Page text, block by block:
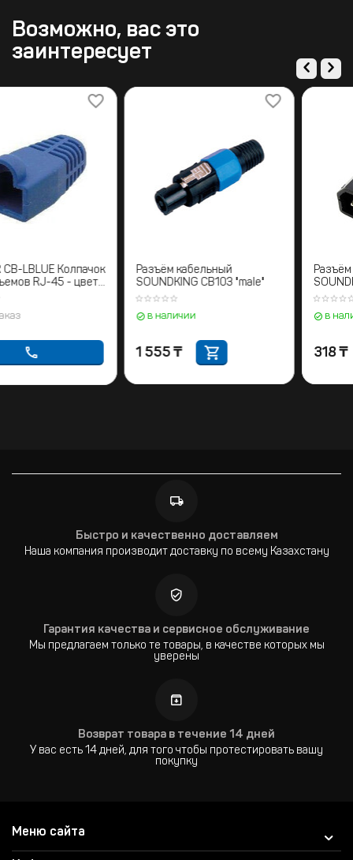
Возможно, вас это
заинтересует
KRAMER CB-LBLUE Колпачок
для разъемов RJ-45 - цвет
предзаказ
Разъём кабельный
SOUNDKING CB103 "male"
в наличии
1 555₸
Быстро и качественно доставляем
Наша компания производит доставку по всему Казахстану
Гарантия качества и сервисное обслуживание
Мы предлагаем только те товары, в качестве которых мы
уверены
Возврат товара в течение 14 дней
У вас есть 14 дней, для того чтобы протестировать вашу
покупку
Меню сайта